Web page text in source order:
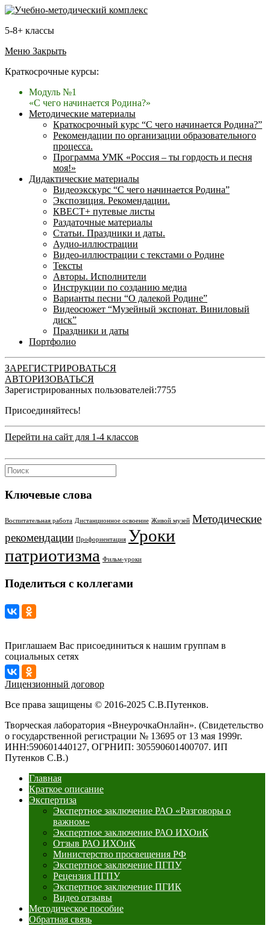
5-8+ классы
Меню Закрыть
Краткосрочные курсы:
Модуль №1
«С чего начинается Родина?»
Методические материалы
Краткосрочный курс “С чего начинается Родина?”
Рекомендации по организации образовательного
процесса.
Программа УМК «Россия – ты гордость и песня
моя!»
Дидактические материалы
Видеоэкскурс “С чего начинается Родина”
Экспозиция. Рекомендации.
КВЕСТ+ путевые листы
Раздаточные материалы
Статьи. Праздники и даты.
Аудио-иллюстрации
Видео-иллюстрации с текстами о Родине
Тексты
Авторы. Исполнители
Инструкции по созданию медиа
Варианты песни “О далекой Родине”
Видеосюжет “Музейный экспонат. Виниловый
диск”
Праздники и даты
Портфолио
ЗАРЕГИСТРИРОВАТЬСЯ
АВТОРИЗОВАТЬСЯ
Зарегистрированных пользователей:7755
Присоединяйтесь!
Перейти на сайт для 1-4 классов
Ключевые слова
Воспитательная работа Дистанционное освоение Живой музей Методические
рекомендации Профориентация Уроки
патриотизма Фильм-уроки
Поделиться с коллегами
Приглашаем Вас присоединиться к нашим группам в
социальных сетях
Лицензионный договор
Все права защищены © 2016-2025 С.В.Путенков.
Творческая лаборатория «ВнеурочкаОнлайн». (Свидетельство
о государственной регистрации № 13695 от 13 мая 1999г.
ИНН:590601440127, ОГРНИП: 305590601400707. ИП
Путенков С.В.)
Главная
Краткое описание
Экспертиза
Экспертное заключение РАО «Разговоры о
важном»
Экспертное заключение РАО ИХОиК
Отзыв РАО ИХОиК
Министерство просвещения РФ
Экспертное заключение ПГПУ
Рецензия ПГПУ
Экспертное заключение ПГИК
Видео отзывы
Методическое пособие
Обратная связь